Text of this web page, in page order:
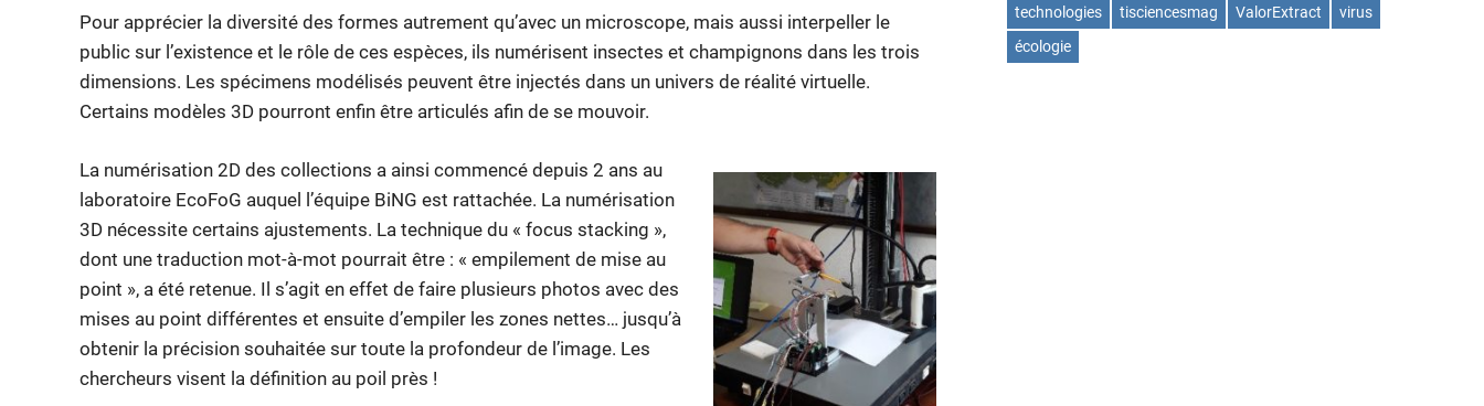
Pour apprécier la diversité des formes autrement qu’avec un microscope, mais aussi interpeller le
public sur l’existence et le rôle de ces espèces, ils numérisent insectes et champignons dans les trois
dimensions. Les spécimens modélisés peuvent être injectés dans un univers de réalité virtuelle.
Certains modèles 3D pourront enfin être articulés afin de se mouvoir.
La numérisation 2D des collections a ainsi commencé depuis 2 ans au
laboratoire EcoFoG auquel l’équipe BiNG est rattachée. La numérisation
3D nécessite certains ajustements. La technique du « focus stacking »,
dont une traduction mot-à-mot pourrait être : « empilement de mise au
point », a été retenue. Il s’agit en effet de faire plusieurs photos avec des
mises au point différentes et ensuite d’empiler les zones nettes… jusqu’à
obtenir la précision souhaitée sur toute la profondeur de l’image. Les
chercheurs visent la définition au poil près !
technologies
tisciencesmag ValorExtract
virus
écologie